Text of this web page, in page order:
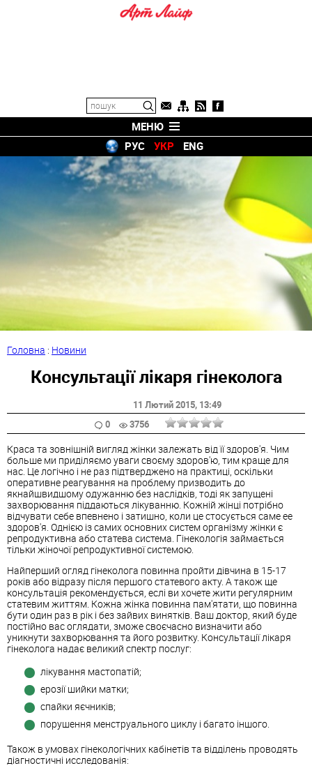
МЕНЮ
РУС
УКР ENG
Головна : Новини
Консультації лікаря гінеколога
11 Лютий 2015, 13:49
0
3756
Краса та зовнішній вигляд жінки залежать від її здоров'я. Чим
больше ми приділяємо уваги своєму здоров'ю, тим краще для
нас. Це логічно і не раз підтверджено на практиці, оскільки
оперативне реагування на проблему призводить до
якнайшвидшому одужанню без наслідків, тоді як запущені
захворювання піддаються лікуванню. Кожній жінці потрібно
відчувати себе впевнено і затишно, коли це стосується саме ее
здоров'я. Однією із самих основних систем організму жінки є
репродуктивна або статева система. Гінекологія займається
тільки жіночої репродуктивної системою.
Найперший огляд гінеколога повинна пройти дівчина в 15-17
років або відразу після першого статевого акту. А також ще
консультація рекомендується, еслі ви хочете жити регулярним
статевим життям. Кожна жінка повинна пам'ятати, що повинна
бути один раз в рік і без зайвих винятків. Ваш доктор, який буде
постійно вас оглядати, зможе своєчасно визначити або
уникнути захворювання та його розвитку. Консультації лікаря
гінеколога надає великий спектр послуг:
лікування мастопатій;
ерозії шийки матки;
спайки яєчників;
порушення менструального циклу і багато іншого.
Також в умовах гінекологічних кабінетів та відділень проводять
діагностичні исследованія: